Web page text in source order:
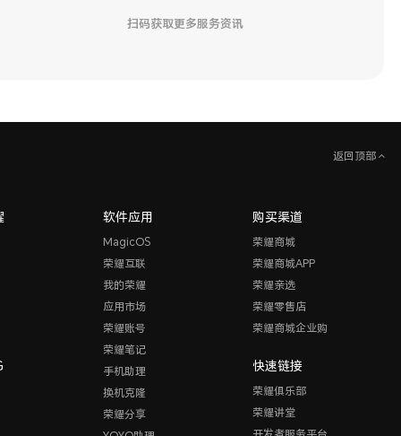
扫码获取更多服务资讯
返回顶部
软件应用
MagicOS
荣耀互联
我的荣耀
应用市场
荣耀账号
荣耀笔记
手机助理
换机克隆
荣耀分享
购买渠道
荣耀商城
荣耀商城APP
荣耀亲选
荣耀零售店
荣耀商城企业购
快速链接
荣耀俱乐部
荣耀讲堂